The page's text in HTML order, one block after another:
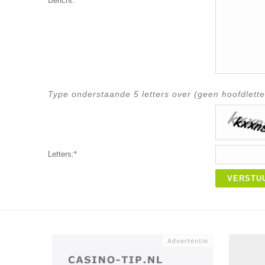
Type onderstaande 5 letters over (geen
Letters:*